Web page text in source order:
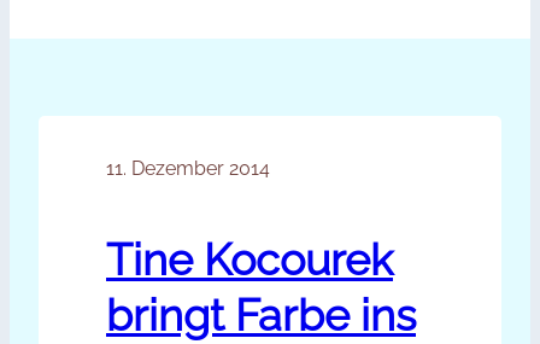
11. Dezember 2014
Tine Kocourek
bringt Farbe ins